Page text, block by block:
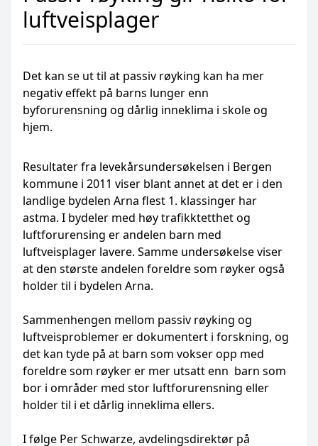
luftveisplager
Det kan se ut til at passiv røyking kan ha mer
negativ effekt på barns lunger enn
byforurensning og dårlig inneklima i skole og
hjem.
Resultater fra levekårsundersøkelsen i Bergen
kommune i 2011 viser blant annet at det er i den
landlige bydelen Arna flest 1. klassinger har
astma. I bydeler med høy trafikktetthet og
luftforurensing er andelen barn med
luftveisplager lavere. Samme undersøkelse viser
at den største andelen foreldre som røyker også
holder til i bydelen Arna.
Sammenhengen mellom passiv røyking og
luftveisproblemer er dokumentert i forskning, og
det kan tyde på at barn som vokser opp med
foreldre som røyker er mer utsatt enn barn som
bor i områder med stor luftforurensning eller
holder til i et dårlig inneklima ellers.
I følge Per Schwarze, avdelingsdirektør på